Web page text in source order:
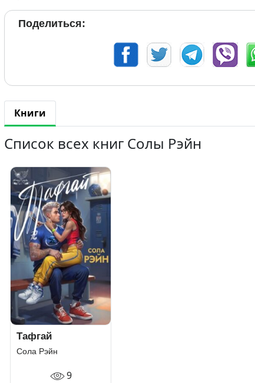
Поделиться:
Книги
Список всех книг Солы Рэйн
Тафгай
Сола Рэйн
9